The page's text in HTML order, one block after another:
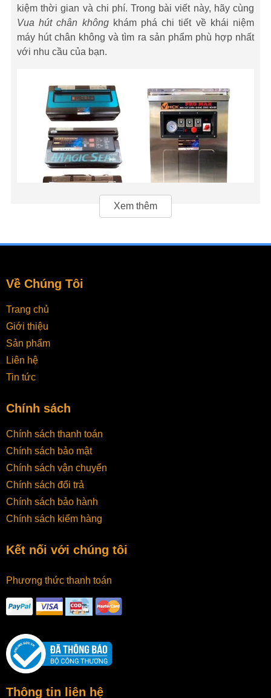
kiệm thời gian và chi phí. Trong bài viết này, hãy cùng
Vua hút chân khôngkhám phá chi tiết về khái niệm
máy hút chân không và tìm ra sản phẩm phù hợp nhất
với nhu cầu của bạn.
Máy hút chân không không kén túi là gì?
Máy hút chân không không kén túi
không
khác nhau, không yêu cầu túi chuyên dụng của nhà
dụng các loại túi hút chân không có sẵn trên thị trường,
nhiệt khác.
Xem thêm
Về Chúng Tôi
Trang chủ
Giới thiệu
Sản phẩm
Liên hệ
Tin tức
Chính sách
Chính sách thanh toán
Chính sách bảo mật
Chính sách vận chuyển
Chính sách đổi trả
Chính sách bảo hành
Chính sách kiểm hàng
Kết nối với chúng tôi
Phương thức thanh toán
Thông tin liên hệ